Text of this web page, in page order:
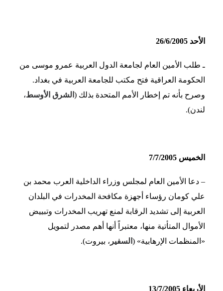
الأحد 26/6/2005
ـ طلب الأمين العام لجامعة الدول العربية عمرو موسى من
الحكومة العراقية فتح مكتب للجامعة العربية في بغداد.
وصرح بأنه تم إخطار الأمم المتحدة بذلك ( الشرق الأوسط،
لندن).
الخميس 7/7/2005
– دعا الأمين العام لمجلس وزراء الداخلية العرب محمد بن
علي كومان رؤساء أجهزة مكافحة المخدرات في البلدان
العربية إلى تشديد الرقابة لمنع تهريب المخدرات وتبييض
الأموال المتأتية منها، معتبراً أنها أهم مصدر لتمويل
«المنظمات الإرهابية» ( السفير ، بيروت).
الأربعاء 13/7/2005